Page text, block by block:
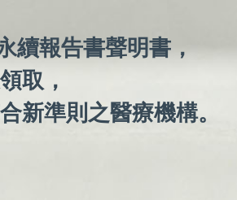
續報告書聲明書，
取，
新準則之醫療機構。